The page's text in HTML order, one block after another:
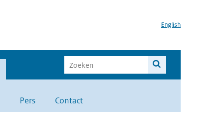
English
Pers Contact